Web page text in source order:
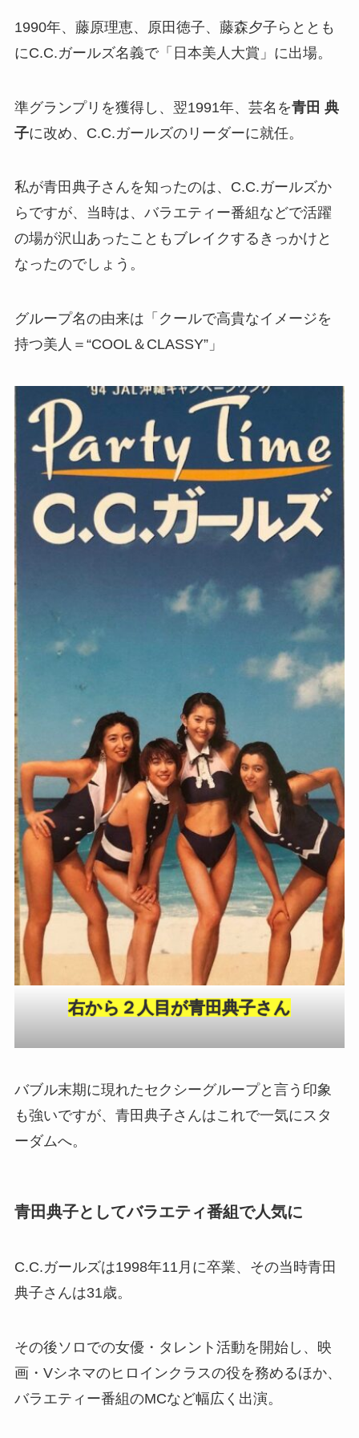
1990年、藤原理恵、原田徳子、藤森夕子らととも
にC.C.ガールズ名義で「日本美人大賞」に出場。
準グランプリを獲得し、翌1991年、芸名を青田 典
子に改め、C.C.ガールズのリーダーに就任。
私が青田典子さんを知ったのは、C.C.ガールズか
らですが、当時は、バラエティー番組などで活躍
の場が沢山あったこともブレイクするきっかけと
なったのでしょう。
グループ名の由来は「クールで高貴なイメージを
持つ美人＝“COOL＆CLASSY”」
右から２人目が青田典子さん
バブル末期に現れたセクシーグループと言う印象
も強いですが、青田典子さんはこれで一気にスタ
ーダムへ。
青田典子としてバラエティ番組で人気に
C.C.ガールズは1998年11月に卒業、その当時青田
典子さんは31歳。
その後ソロでの女優・タレント活動を開始し、映
画・Vシネマのヒロインクラスの役を務めるほか、
バラエティー番組のMCなど幅広く出演。